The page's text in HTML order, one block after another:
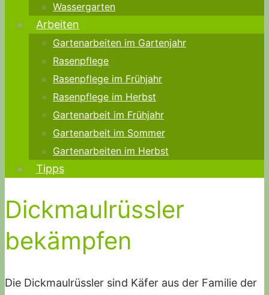
Wassergarten
Arbeiten
Gartenarbeiten im Gartenjahr
Rasenpflege
Rasenpflege im Frühjahr
Rasenpflege im Herbst
Gartenarbeit im Frühjahr
Gartenarbeit im Sommer
Gartenarbeiten im Herbst
Tipps
Dickmaulrüssler
bekämpfen
Die Dickmaulrüssler sind Käfer aus der Familie der